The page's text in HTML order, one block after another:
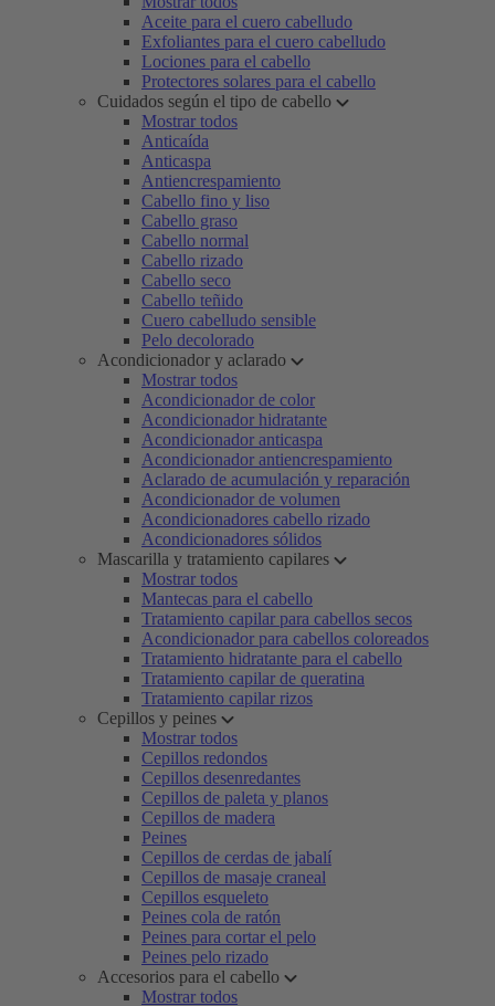
Aceite para el cuero cabelludo
Exfoliantes para el cuero cabelludo
Lociones para el cabello
Protectores solares para el cabello
Cuidados según el tipo de cabello
Mostrar todos
Anticaída
Anticaspa
Antiencrespamiento
Cabello fino y liso
Cabello graso
Cabello normal
Cabello rizado
Cabello seco
Cabello teñido
Cuero cabelludo sensible
Pelo decolorado
Acondicionador y aclarado
Mostrar todos
Acondicionador de color
Acondicionador hidratante
Acondicionador anticaspa
Acondicionador antiencrespamiento
Aclarado de acumulación y reparación
Acondicionador de volumen
Acondicionadores cabello rizado
Acondicionadores sólidos
Mascarilla y tratamiento capilares
Mostrar todos
Mantecas para el cabello
Tratamiento capilar para cabellos secos
Acondicionador para cabellos coloreados
Tratamiento hidratante para el cabello
Tratamiento capilar de queratina
Tratamiento capilar rizos
Cepillos y peines
Mostrar todos
Cepillos redondos
Cepillos desenredantes
Cepillos de paleta y planos
Cepillos de madera
Peines
Cepillos de cerdas de jabalí
Cepillos de masaje craneal
Cepillos esqueleto
Peines cola de ratón
Peines para cortar el pelo
Peines pelo rizado
Accesorios para el cabello
Mostrar todos